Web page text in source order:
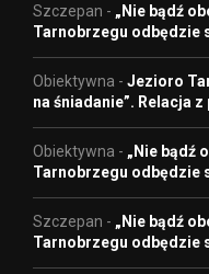
Szczepan - „Nie bądź
Tarnobrzegu odbędzie
Obiektywna - Jezioro
na śniadanie”. Relacja
Obiektywna - „Nie bądź
Tarnobrzegu odbędzie
Szczepan - „Nie bądź
Tarnobrzegu odbędzie